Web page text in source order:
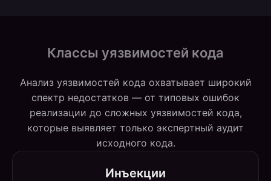
Классы уязвимостей кода
Анализ уязвимостей кода охватывает широкий
спектр недостатков — от типовых ошибок
реализации до сложных уязвимостей кода,
которые выявляет только экспертный аудит
исходного кода.
Инъекции